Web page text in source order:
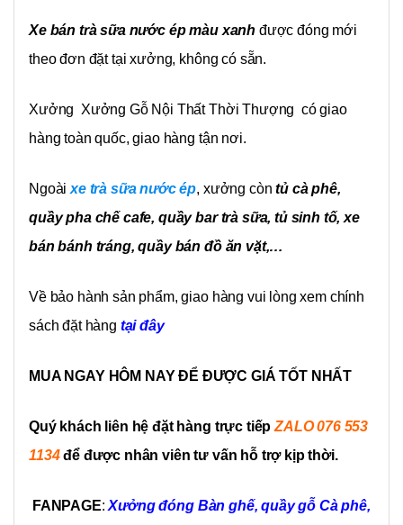
Xe bán trà sữa nước ép màu xanh được đóng mới
theo đơn đặt tại xưởng, không có sẵn.
Xưởng Xưởng Gỗ Nội Thất Thời Thượng có giao
hàng toàn quốc, giao hàng tận nơi.
Ngoàixe trà sữa nước ép, xưởng còntủ cà phê,
quầy pha chế cafe, quầy bar trà sữa, tủ sinh tố, xe
bán bánh tráng, quầy bán đồ ăn vặt,…
Về bảo hành sản phẩm, giao hàng vui lòng xem chính
sách đặt hàng tại đây
MUA NGAY HÔM NAY ĐỂ ĐƯỢC GIÁ TỐT NHẤT
Quý khách liên hệ đặt hàng trực tiếp ZALO 076 553
1134 để được nhân viên tư vấn hỗ trợ kịp thời.
FANPAGE: Xưởng đóng Bàn ghế, quầy gỗ Cà phê,